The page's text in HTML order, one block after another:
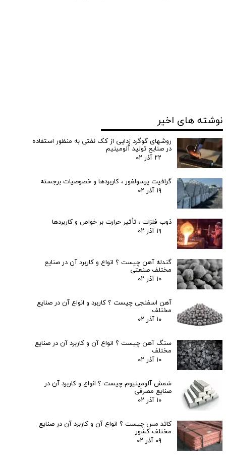
نوشته های اخیر
روشهای گوگرد زدایی از کک نفتی به منظور استفاده
در صنایع تولید آلومینیم
۲۲ آذر ۰۲
گرافیت پرسولفور ، کاربردها و خصوصیات برجسته
۱۹ آذر ۰۲
ذوب فلزات ، تأثیر حرارت بر خواص و کاربردها
۱۹ آذر ۰۲
گندله آهن چیست ؟ انواع و کاربرد آن در صنایع
مختلف صنعتی
۱۰ آذر ۰۲
آهن اسفنجی چیست ؟ کاربرد و انواع آن در صنایع
مختلف
۱۰ آذر ۰۲
سنگ آهن چیست ؟ انواع آن و کاربرد آن در صنایع
مختلف
۱۰ آذر ۰۲
شمش آلومینیوم چیست ؟ انواع و کاربرد آن در
صنایع مصرفی
۱۰ آذر ۰۲
کاتد مس چیست ؟ انواع آن و کاربرد آن در صنایع
مختلف کشور
۰۹ آذر ۰۲